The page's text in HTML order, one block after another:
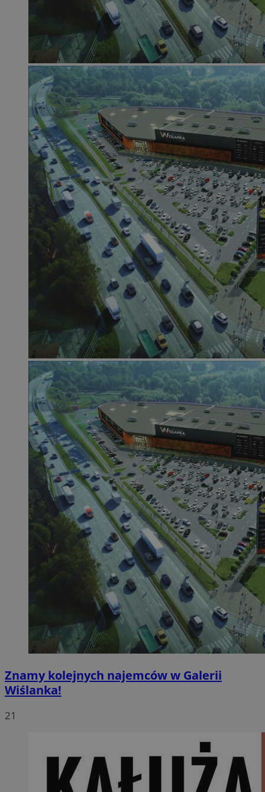
Znamy kolejnych najemców w Galerii
Wiślanka!
21